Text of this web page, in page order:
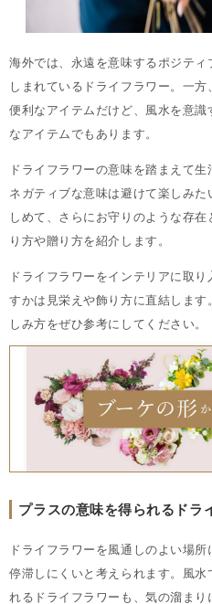
海外では、永遠を意味するポジティ
しまれているドライフラワー。一
便利なアイテムだけど、風水を意
なアイテムでもあります。
ドライフラワーの意味を踏まえて生
ネガティブな意味は避けて楽しみた
しめて、さらにお守りのような存
り方や贈り方を紹介します。
ドライフラワーをインテリアに取
すかは見栄えや飾り方に直結します
しみ方をぜひ参考にしてください。
プラスの意味を得られるドラ
ドライフラワーを風通しのよい場
停滞しにくいと考えられます。風水
れるドライフラワーも、気の溜ま